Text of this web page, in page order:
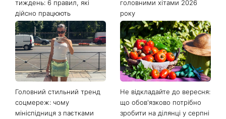
Останні новини